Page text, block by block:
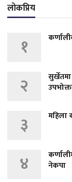
लोकप्रिय
१
२
३ महिला
४
नेकपा